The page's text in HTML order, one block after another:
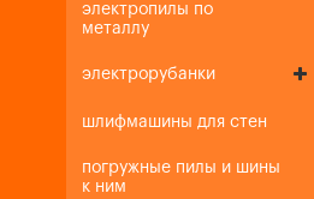
электропилы по
металлу
электрорубанки
шлифмашины для стен
погружные пилы и шины
к ним